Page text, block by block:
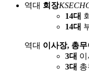
역대 회장
14대
14대
역대 이사장, 총
3대
3대